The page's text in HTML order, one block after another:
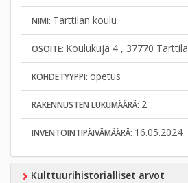
NIMI: Tarttilan koulu
OSOITE: Koulukuja 4 , 37770 Tarttila
KOHDETYYPPI: opetus
RAKENNUSTEN LUKUMÄÄRÄ: 2
INVENTOINTIPÄIVÄMÄÄRÄ: 16.05.2024
Kulttuurihistorialliset arvot